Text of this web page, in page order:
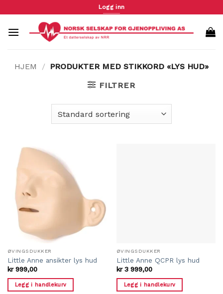
content
Logg inn
HJEM /
PRODUKTER MED STIKKORD «LYS HUD»
FILTRER
ØVINGSDUKKER
Little Anne ansikter lys hud
kr999,00
Legg i handlekurv
ØVINGSDUKKER
Little Anne QCPR lys hud
kr3 999,00
Legg i handlekurv